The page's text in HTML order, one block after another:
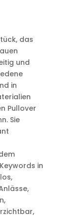
das
und
in
Pullover
Sie
in